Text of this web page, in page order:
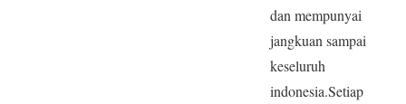
dan mempunyai
jangkuan sampai
keseluruh
indonesia.Setiap